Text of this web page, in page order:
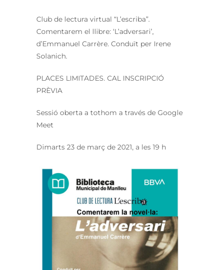
Club de lectura virtual “L’escriba”.
Comentarem el llibre: ‘L’adversari’,
d’Emmanuel Carrère. Conduït per Irene
Solanich.
PLACES LIMITADES. CAL INSCRIPCIÓ
PRÈVIA
Sessió oberta a tothom a través de Google
Meet
Dimarts 23 de març de 2021, a les 19 h